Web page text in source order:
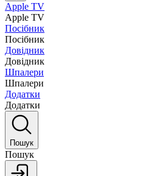
Apple TV
Apple TV
Посібник
Посібник
Довідник
Довідник
Шпалери
Шпалери
Додатки
Додатки
Пошук
Пошук